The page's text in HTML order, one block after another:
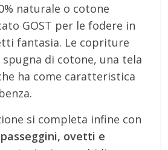
naturale o cotone
GOST per le fodere in
fantasia. Le copriture
di cotone, una tela
ha come caratteristica
si completa infine con
ovetti e